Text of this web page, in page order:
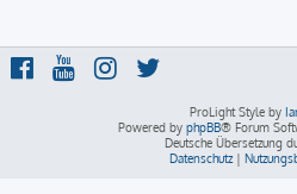
ProLight Style by
Powered by phpBB® Forum
Deutsche Übersetzung
Datenschutz |